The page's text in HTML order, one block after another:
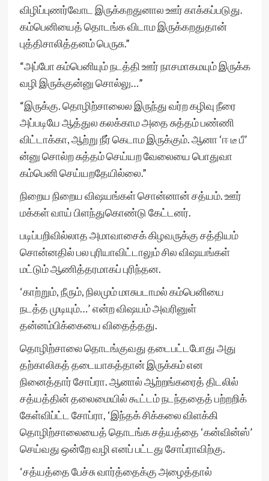
விழிப்புணர்வோட இருக்கறதுனால ஊர் காக்கப்படுது.
கம்பெனியைத் தொடங்க விடாம இருக்கறதுதான்
புத்திசாலித்தனம் பெருசு.”
“அப்போ கம்பெனியும் நடத்தி ஊர் நாசமாகமயும் இருக்க
வழி இருக்குன்னு சொல்லு…”
“இருக்கு. தொழிற்சாலைல இருந்து வர்ற கழிவு நீரை
அப்படியே ஆத்துல கலக்காம அதை சுத்தம் பண்ணி
விட்டாக்கா, ஆற்று நீர் கெடாம இருக்கும். ஆனா ‘ஈ டீ பீ’
ன்னு சொல்ற சுத்தம் செய்யற வேலையை பொதுவா
கம்பெனி செய்யறதேயில்லை.”
நிறைய நிறைய விஷயங்கள் சொன்னான் சத்யம். ஊர்
மக்கள் வாய் பிளந்துகொண்டு கேட்டனர்.
படிப்பறிவில்லாத அமாவாசைக் கிழவருக்கு சத்தியம்
சொன்னதில் பல புரியாவிட்டாலும் சில விஷயங்கள்
மட்டும் ஆணித்தரமாகப் புரிந்தன.
‘காற்றும், நீரும், நிலமும் மாசுபடாமல் கம்பெனியை
நடத்த முடியும்…’ என்ற விஷயம் அவரினுள்
தன்னம்பிக்கையை விதைத்தது.
தொழிற்சாலை தொடங்குவது தடைபட்டபோது அது
தற்காலிகத் தடையாகத்தான் இருக்கம் என
நினைத்தார் சோப்ரா. ஆனால் ஆற்றங்கரைத் திடலில்
சத்யத்தின் தலைமையில் கூட்டம் நடந்ததைத் பற்றறிக்
கேள்விப்ட்ட சோப்ரா, ‘இந்தக் சிக்கலை விளக்கி
தொழிற்சாலையைத் தொடங்க சத்யத்தை ‘கன்வின்ஸ்’
செய்வது ஒன்றே வழி எனப் பட்டது சோப்ராவிற்கு.
‘சத்யத்தை பேச்சு வார்த்தைக்கு அழைத்தால்